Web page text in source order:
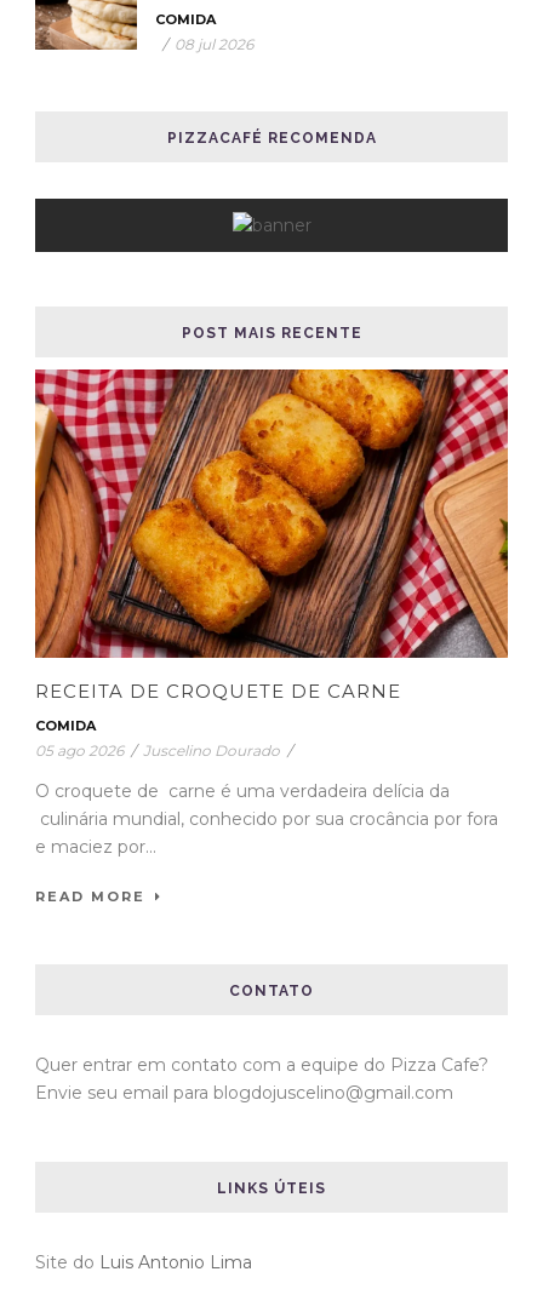
COMIDA
/ 08 jul 2026
PIZZACAFÉ RECOMENDA
POST MAIS RECENTE
RECEITA DE CROQUETE DE CARNE
COMIDA
05 ago 2026 / Juscelino Dourado /
O croquete de carne é uma verdadeira delícia da
culinária mundial, conhecido por sua crocância por fora
e maciez por...
READ MORE
CONTATO
Quer entrar em contato com a equipe do Pizza Cafe?
Envie seu email para blogdojuscelino@gmail.com
LINKS ÚTEIS
Site do Luis Antonio Lima